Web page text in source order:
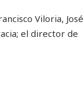
Viloria, José
el director de